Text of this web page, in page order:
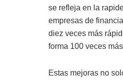
se refleja en la
empresas de
diez veces más
forma 100 veces
Estas mejoras no